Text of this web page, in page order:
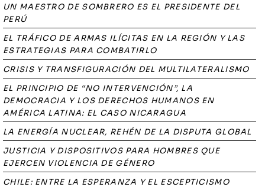
UN MAESTRO DE SOMBRERO ES EL PRESIDENTE DEL
PERÚ
EL TRÁFICO DE ARMAS ILÍCITAS EN LA REGIÓN Y LAS
ESTRATEGIAS PARA COMBATIRLO
CRISIS Y TRANSFIGURACIÓN DEL MULTILATERALISMO
EL PRINCIPIO DE “NO INTERVENCIÓN”, LA
DEMOCRACIA Y LOS DERECHOS HUMANOS EN
AMÉRICA LATINA: EL CASO NICARAGUA
LA ENERGÍA NUCLEAR, REHÉN DE LA DISPUTA GLOBAL
JUSTICIA Y DISPOSITIVOS PARA HOMBRES QUE
EJERCEN VIOLENCIA DE GÉNERO
CHILE: ENTRE LA ESPERANZA Y EL ESCEPTICISMO